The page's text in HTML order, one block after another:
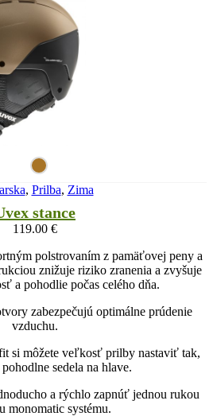
, Prilba, Zima
stance
119.00 €
polstrovaním z pamäťovej peny a
znižuje riziko zranenia a zvyšuje
a pohodlie počas celého dňa.
zabezpečujú optimálne prúdenie
vzduchu.
si môžete veľkosť prilby nastaviť tak,
sedela na hlave.
a rýchlo zapnúť jednou rukou
monomatic systému.